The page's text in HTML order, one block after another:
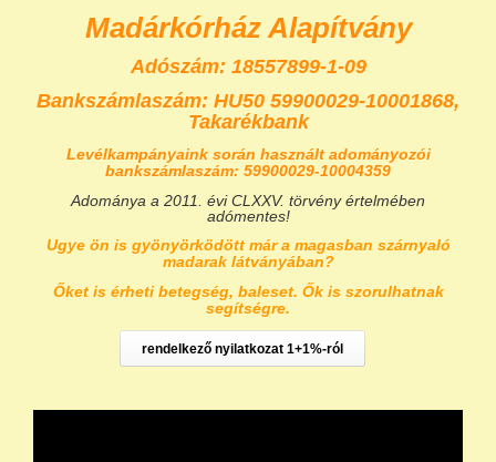
Madárkórház Alapítvány
Adószám: 18557899-1-09
Bankszámlaszám: HU50 59900029-10001868,
Takarékbank
Levélkampányaink során használt adományozói
bankszámlaszám: 59900029-10004359
Adománya a 2011. évi CLXXV. törvény értelmében
adómentes!
Ugye ön is gyönyörködött már a magasban szárnyaló
madarak látványában?
Őket is érheti betegség, baleset. Ők is szorulhatnak
segítségre.
rendelkező nyilatkozat 1+1%-ról